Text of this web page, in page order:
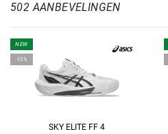
502 AANBEVELINGEN
NEW
-13%
SKY ELITE FF 4